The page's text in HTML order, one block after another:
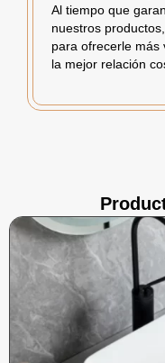
Al tiempo que
nuestros
para ofrecerle más
la mejor relación